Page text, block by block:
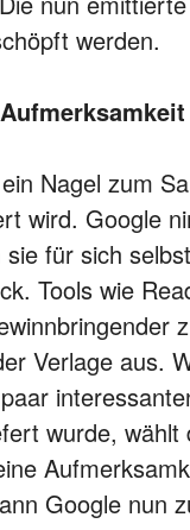
werden.
Nagel zum
wird. Google
für sich
Tools wie
Verlage aus.
wurde,
Google nun